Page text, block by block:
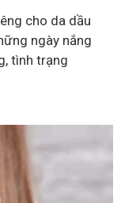
cho da dầu
ngày nắng
tình trạng